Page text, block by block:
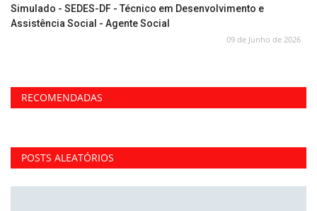
Simulado - SEDES-DF - Técnico em Desenvolvimento e
Assistência Social - Agente Social
09 de Junho de 2026
RECOMENDADAS
POSTS ALEATÓRIOS